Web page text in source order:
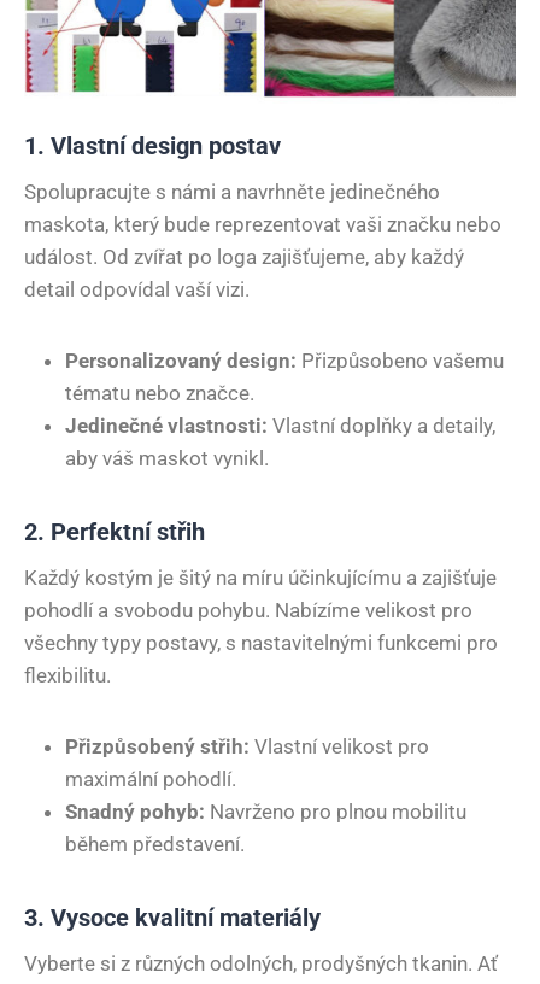
1. Vlastní design postav
Spolupracujte s námi a navrhněte jedinečného
maskota, který bude reprezentovat vaši značku nebo
událost. Od zvířat po loga zajišťujeme, aby každý
detail odpovídal vaší vizi.
Personalizovaný design: Přizpůsobeno vašemu
tématu nebo značce.
Jedinečné vlastnosti: Vlastní doplňky a detaily,
aby váš maskot vynikl.
2. Perfektní střih
Každý kostým je šitý na míru účinkujícímu a zajišťuje
pohodlí a svobodu pohybu. Nabízíme velikost pro
všechny typy postavy, s nastavitelnými funkcemi pro
flexibilitu.
Přizpůsobený střih: Vlastní velikost pro
maximální pohodlí.
Snadný pohyb: Navrženo pro plnou mobilitu
během představení.
3. Vysoce kvalitní materiály
Vyberte si z různých odolných, prodyšných tkanin. Ať